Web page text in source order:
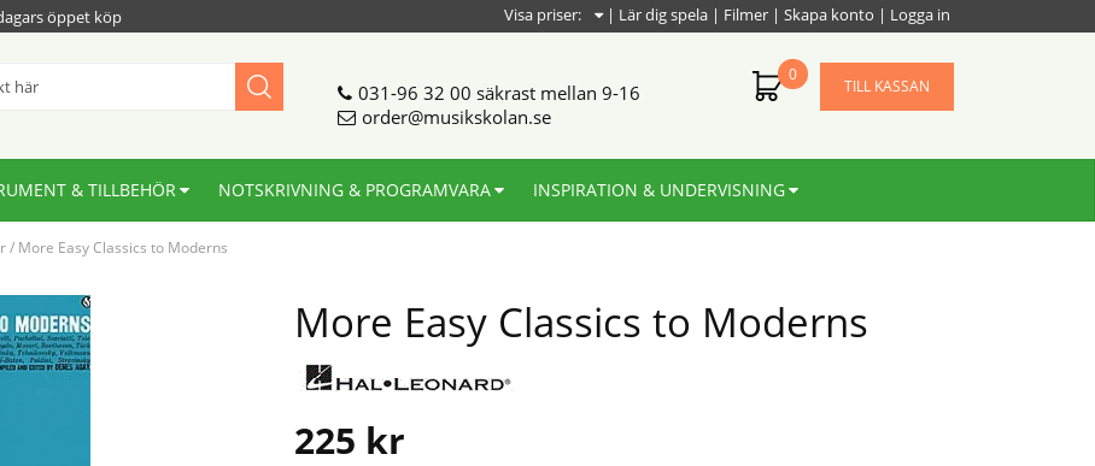
öppet köp | Lär dig spela | Filmer | Skapa konto | Logga in
Visa priser:
031-96 32 00 säkrast mellan 9-16
order@musikskolan.se
0
TILL KASSAN
& TILLBEHÖR NOTSKRIVNING & PROGRAMVARA INSPIRATION & UNDERVISNING
/ More Easy Classics to Moderns
More Easy Classics to Moderns
225 kr